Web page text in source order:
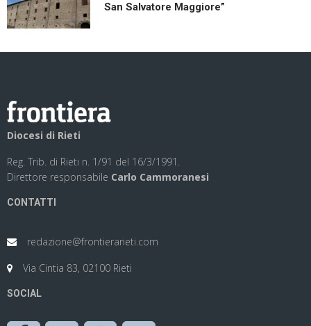
San Salvatore Maggiore”
Diocesi di Rieti
Reg. Trib. di Rieti n. 1/91 del 16/3/1991.
Direttore responsabile Carlo Cammoranesi
CONTATTI
redazione@frontierarieti.com
Via Cintia 83, 02100 Rieti
SOCIAL